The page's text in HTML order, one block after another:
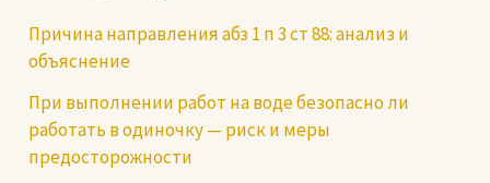
Причина направления абз 1 п 3 ст 88: анализ и
объяснение
При выполнении работ на воде безопасно ли
работать в одиночку — риск и меры
предосторожности